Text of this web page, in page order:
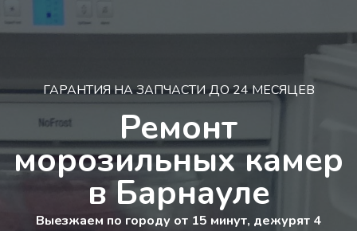
ГАРАНТИЯ НА ЗАПЧАСТИ ДО 24 МЕСЯЦЕВ
Ремонт
морозильных камер
в Барнауле
Выезжаем по городу от 15 минут, дежурят 4